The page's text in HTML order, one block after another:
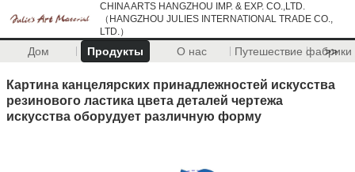
CHINA ARTS HANGZHOU IMP. & EXP. CO.,LTD.
（HANGZHOU JULIES INTERNATIONAL TRADE CO.,
LTD.）
Дом Продукты О нас Путешествие фабрики
>>
Картина канцелярских принадлежностей искусства
резинового ластика цвета деталей чертежа
искусства оборудует различную форму